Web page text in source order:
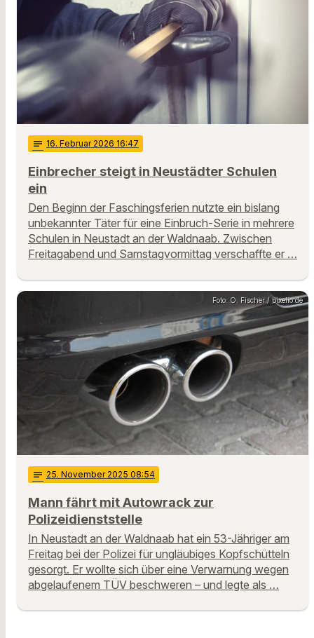
notes 16. Februar 2026 16:47
Einbrecher steigt in Neustädter Schulen
ein
Den Beginn der Faschingsferien nutzte ein bislang
unbekannter Täter für eine Einbruch-Serie in mehrere
Schulen in Neustadt an der Waldnaab. Zwischen
Freitagabend und Samstagvormittag verschaffte er …
Foto: O. Fischer / pixelio.de
notes 25. November 2025 08:54
Mann fährt mit Autowrack zur
Polizeidienststelle
In Neustadt an der Waldnaab hat ein 53-Jähriger am
Freitag bei der Polizei für ungläubiges Kopfschütteln
gesorgt. Er wollte sich über eine Verwarnung wegen
abgelaufenem TÜV beschweren – und legte als …